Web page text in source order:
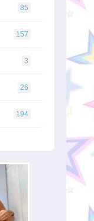
85
157
3
26
194